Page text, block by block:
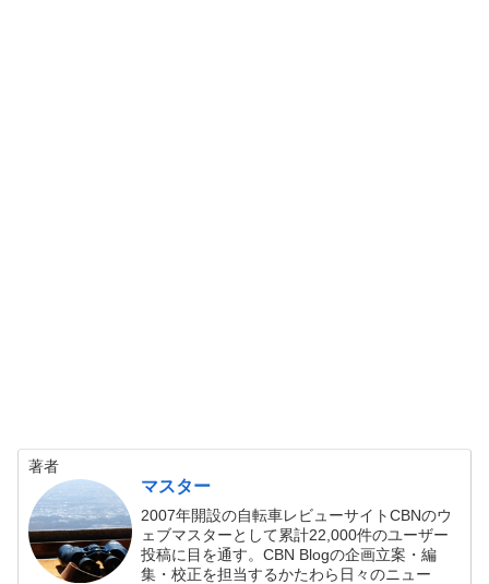
著者
マスター
2007年開設の自転車レビューサイトCBNのウ
ェブマスターとして累計22,000件のユーザー
投稿に目を通す。CBN Blogの企画立案・編
集・校正を担当するかたわら日々のニュー